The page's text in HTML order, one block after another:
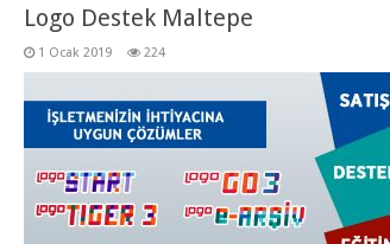
Logo Destek Maltepe
1 Ocak 2019 224